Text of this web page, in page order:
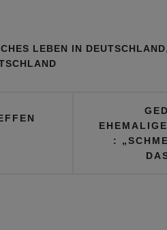
LEBEN IN DEUTSCHLAND,
: